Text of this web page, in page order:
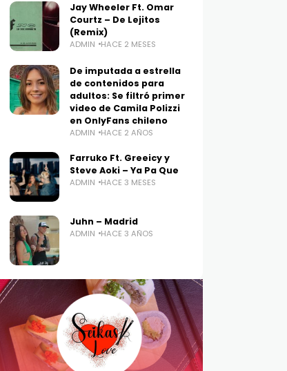
Jay Wheeler Ft. Omar
Courtz – De Lejitos
(Remix)
ADMIN HACE 2 MESES
De imputada a estrella
de contenidos para
adultos: Se filtró primer
video de Camila Polizzi
en OnlyFans chileno
ADMIN HACE 2 AÑOS
Farruko Ft. Greeicy y
Steve Aoki – Ya Pa Que
ADMIN HACE 3 MESES
Juhn – Madrid
ADMIN HACE 3 AÑOS